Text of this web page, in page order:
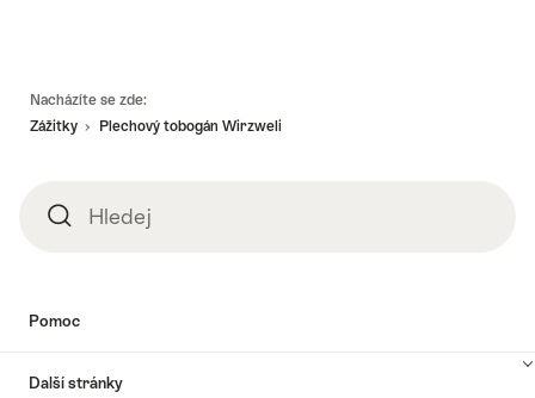
Nacházíte se zde:
Zážitky
Plechový tobogán Wirzweli
HledejHledej
Pomoc
Další stránky